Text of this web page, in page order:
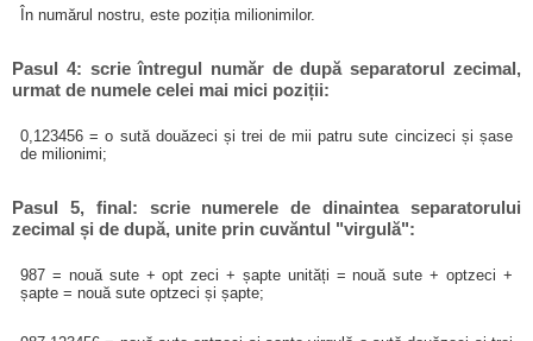
În numărul nostru, este poziția milionimilor.
Pasul 4: scrie întregul număr de după separatorul zecimal,
urmat de numele celei mai mici poziții:
0,123456 = o sută douăzeci și trei de mii patru sute cincizeci și șase
de milionimi;
Pasul 5, final: scrie numerele de dinaintea separatorului
zecimal și de după, unite prin cuvăntul "virgulă":
987 = nouă sute + opt zeci + șapte unități = nouă sute + optzeci +
șapte = nouă sute optzeci și șapte;